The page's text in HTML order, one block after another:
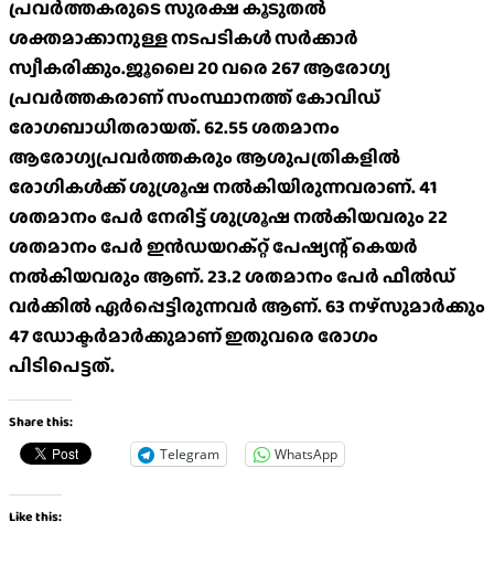
പ്രവർത്തകരുടെ സുരക്ഷ കൂടുതൽ
ശക്തമാക്കാനുള്ള നടപടികൾ സർക്കാർ
സ്വീകരിക്കും.ജൂലൈ 20 വരെ 267 ആരോഗ്യ
പ്രവർത്തകരാണ് സംസ്ഥാനത്ത് കോവിഡ്
രോഗബാധിതരായത്. 62.55 ശതമാനം
ആരോഗ്യപ്രവർത്തകരും ആശുപത്രികളിൽ
രോഗികൾക്ക് ശുശ്രൂഷ നൽകിയിരുന്നവരാണ്. 41
ശതമാനം പേർ നേരിട്ട് ശുശ്രൂഷ നൽകിയവരും 22
ശതമാനം പേർ ഇൻഡയറക്റ്റ് പേഷ്യന്റ് കെയർ
നൽകിയവരും ആണ്. 23.2 ശതമാനം പേർ ഫീൽഡ്
വർക്കിൽ ഏർപ്പെട്ടിരുന്നവർ ആണ്. 63 നഴ്‌സുമാർക്കും
47 ഡോക്ടർമാർക്കുമാണ് ഇതുവരെ രോഗം
പിടിപെട്ടത്.
Share this:
Telegram WhatsApp
Like this: